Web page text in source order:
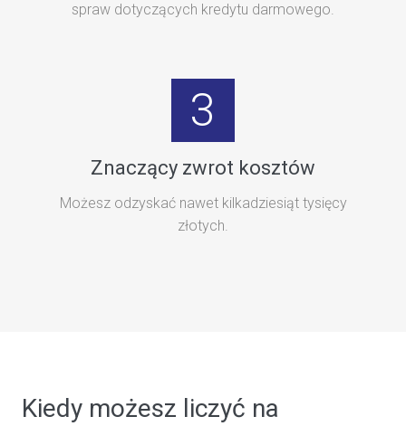
spraw dotyczących kredytu darmowego.
3
Znaczący zwrot kosztów
Możesz odzyskać nawet kilkadziesiąt tysięcy
złotych.
Kiedy możesz liczyć na